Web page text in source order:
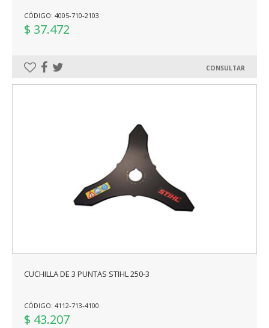
CÓDIGO: 4005-710-2103
$ 37.472
CONSULTAR
CUCHILLA DE 3 PUNTAS STIHL 250-3
CÓDIGO: 4112-713-4100
$ 43.207